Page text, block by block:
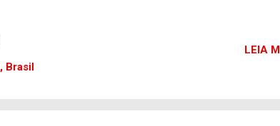
como Muvuca, no bairro de Jaconé. A
de atuar como " olheiro " para a facção
Comando Vermelho (CV), que domina a
desta sexta-feira (26). Ao passarem pela
Brasil
LEIA